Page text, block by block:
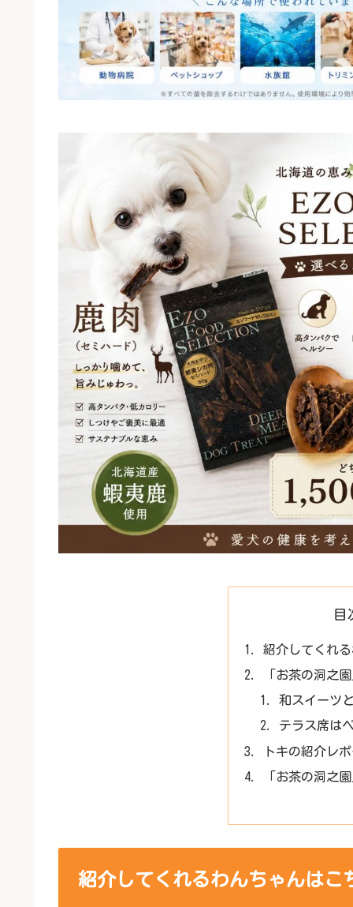
目
紹介してくれ
「お茶の洞之
和スイーツ
テラス席は
トキの紹介レ
「お茶の洞之
紹介してくれるわんちゃんはこ